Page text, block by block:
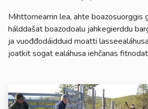
Mihttomearrin lea, ahte boazosuorggis
hálddašat boazodoalu jahkegierddu
ja vuođđodáidduid moatti
joatkit sogat ealáhusa iehčanas